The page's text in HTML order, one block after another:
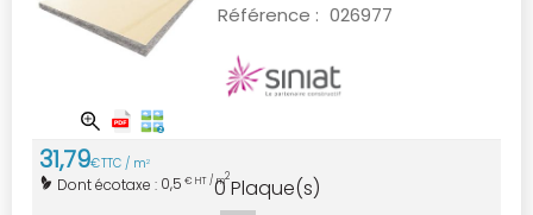
Référence : 026977
31,79€TTC / m2
Dont écotaxe : 0,5 € HT / m2
0Plaque(s)